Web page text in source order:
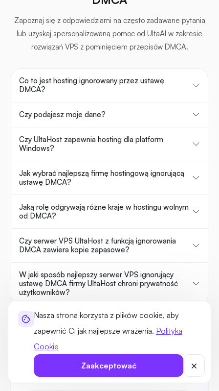
Nasza strona korzysta z plików cookie, aby
zapewnić Ci jak najlepsze wrażenia. Polityka
Cookie
Zaakceptować
Zapoznaj się z odpowiedziami na często zadawane pytania
lub uzyskaj spersonalizowaną pomoc od UltaAI w zakresie
rozwiązań VPS z pominięciem przepisów DMCA.
Co to jest hosting ignorowany przez ustawę
DMCA?
Czy podajesz moje dane?
Czy UltaHost zapewnia hosting dla platform
Windows?
Jak wybrać najlepszą firmę hostingową ignorującą
ustawę DMCA?
Jaką rolę odgrywają różne kraje w hostingu wolnym
od DMCA?
Czy serwer VPS UltaHost z funkcją ignorowania
DMCA zawiera kopie zapasowe?
W jaki sposób najlepszy serwer VPS ignorujący
ustawę DMCA firmy UltaHost chroni prywatność
użytkowników?
Zapytaj UltaAI